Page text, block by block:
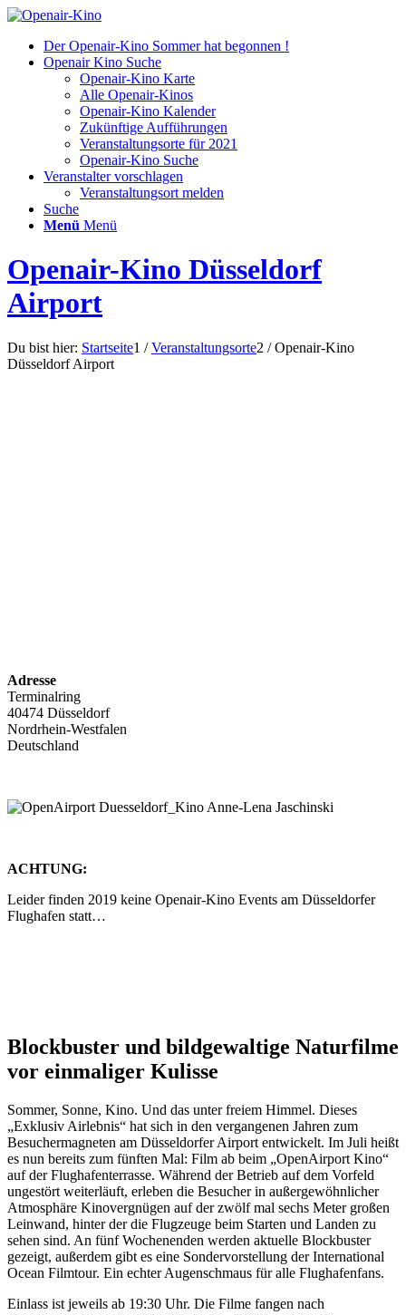
Der Openair-Kino Sommer hat begonnen !
Openair Kino Suche
Openair-Kino Karte
Alle Openair-Kinos
Openair-Kino Kalender
Zukünftige Aufführungen
Veranstaltungsorte für 2021
Openair-Kino Suche
Veranstalter vorschlagen
Veranstaltungsort melden
Suche
Menü Menü
Openair-Kino Düsseldorf
Airport
Du bist hier: Startseite1 / Veranstaltungsorte2 / Openair-Kino
Düsseldorf Airport
Adresse
Terminalring
40474 Düsseldorf
Nordrhein-Westfalen
Deutschland
ACHTUNG:
Leider finden 2019 keine Openair-Kino Events am Düsseldorfer
Flughafen statt…
Blockbuster und bildgewaltige Naturfilme
vor einmaliger Kulisse
Sommer, Sonne, Kino. Und das unter freiem Himmel. Dieses
„Exklusiv Airlebnis“ hat sich in den vergangenen Jahren zum
Besuchermagneten am Düsseldorfer Airport entwickelt. Im Juli heißt
es nun bereits zum fünften Mal: Film ab beim „OpenAirport Kino“
auf der Flughafenterrasse. Während der Betrieb auf dem Vorfeld
ungestört weiterläuft, erleben die Besucher in außergewöhnlicher
Atmosphäre Kinovergnügen auf der zwölf mal sechs Meter großen
Leinwand, hinter der die Flugzeuge beim Starten und Landen zu
sehen sind. An fünf Wochenenden werden aktuelle Blockbuster
gezeigt, außerdem gibt es eine Sondervorstellung der International
Ocean Filmtour. Ein echter Augenschmaus für alle Flughafenfans.
Einlass ist jeweils ab 19:30 Uhr. Die Filme fangen nach